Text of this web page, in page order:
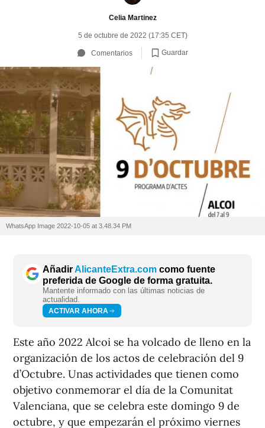
Celia Martinez
5 de octubre de 2022 (17:35 CET)
Comentarios Guardar
WhatsApp Image 2022-10-05 at 3.48.34 PM
AñadirAlicanteExtra.com como fuente
preferida de Google de forma gratuita.
Mantente informado con las últimas noticias de
actualidad.
ACTIVAR AHORA
Este año 2022 Alcoi se ha volcado de lleno en la
organización de los actos de celebración del 9
d’Octubre. Unas actividades que tienen como
objetivo conmemorar el día de la Comunitat
Valenciana, que se celebra este domingo 9 de
octubre, y que empezarán el próximo viernes